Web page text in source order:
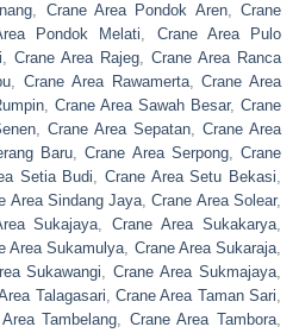
, Crane Area Pondok Aren, Crane
Pondok Melati, Crane Area Pulo
, Crane Area Rajeg, Crane Area Ranca
, Crane Area Rawamerta,Crane Area
, Crane Area Sawah Besar, Crane
, Crane Area Sepatan, Crane Area
Baru,Crane Area Serpong,Crane
Setia Budi, Crane Area Setu Bekasi,
Area Sindang Jaya,Crane Area Solear,
Sukajaya,Crane Area Sukakarya,
Area Sukamulya, Crane Area Sukaraja,
Sukawangi,Crane Area Sukmajaya,
Talagasari,Crane Area Taman Sari,
Tambelang, Crane Area Tambora,